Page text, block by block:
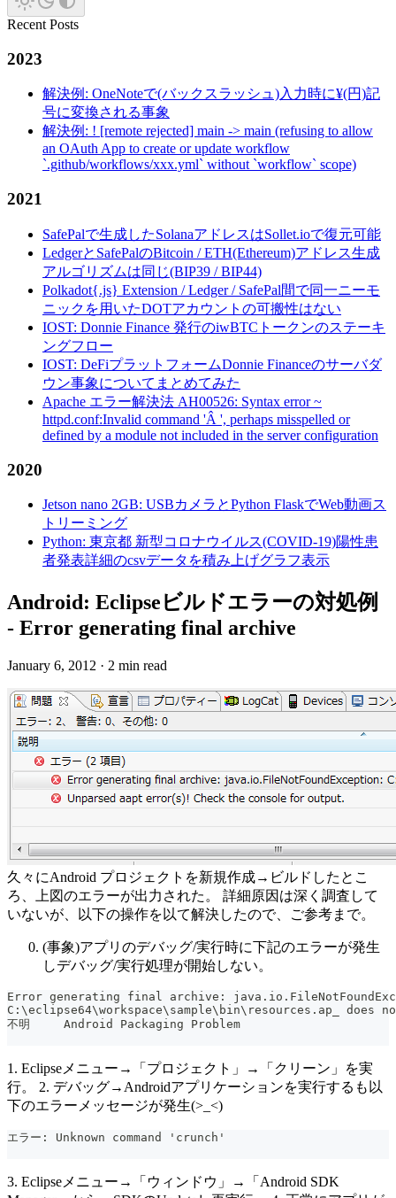
Recent Posts
2023
解決例: OneNoteで(バックスラッシュ)入力時に¥(円)記
号に変換される事象
解決例: ! [remote rejected] main -> main (refusing to allow
an OAuth App to create or update workflow
`.github/workflows/xxx.yml` without `workflow` scope)
2021
SafePalで生成したSolanaアドレスはSollet.ioで復元可能
LedgerとSafePalのBitcoin / ETH(Ethereum)アドレス生成
アルゴリズムは同じ(BIP39 / BIP44)
Polkadot{.js} Extension / Ledger / SafePal間で同一ニーモ
ニックを用いたDOTアカウントの可搬性はない
IOST: Donnie Finance 発行のiwBTCトークンのステーキ
ングフロー
IOST: DeFiプラットフォームDonnie Financeのサーバダ
ウン事象についてまとめてみた
Apache エラー解決法 AH00526: Syntax error ~
httpd.conf:Invalid command 'Â ', perhaps misspelled or
defined by a module not included in the server configuration
2020
Jetson nano 2GB: USBカメラとPython FlaskでWeb動画ス
トリーミング
Python: 東京都 新型コロナウイルス(COVID-19)陽性患
者発表詳細のcsvデータを積み上げグラフ表示
Android: Eclipseビルドエラーの対処例
- Error generating final archive
January 6, 2012 · 2 min read
久々にAndroid プロジェクトを新規作成→ビルドしたとこ
ろ、上図のエラーが出力された。 詳細原因は深く調査して
いないが、以下の操作を以て解決したので、ご参考まで。
(事象)アプリのデバッグ/実行時に下記のエラーが発生
しデバッグ/実行処理が開始しない。
Error generating final archive:
不明	Android Packaging Problem
1. Eclipseメニュー→「プロジェクト」→「クリーン」を実
行。 2. デバッグ→Androidアプリケーションを実行するも以
下のエラーメッセージが発生(>_<)
エラー: Unknown command 'crunch'
3. Eclipseメニュー→「ウィンドウ」→「Android SDK